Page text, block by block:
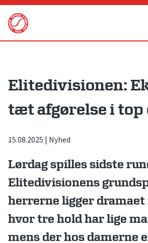
Skip
content
Elitedivisionen:
tæt afgørelse i top
15.08.2025 | Nyhed
Lørdag spilles sidste
Elitedivisionens
herrerne ligger dramaet
hvor tre hold har lige
mens der hos damerne